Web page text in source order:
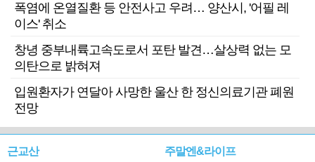
폭염에 온열질환 등 안전사고 우려… 양산시, '어필 레
이스' 취소
창녕 중부내륙고속도로서 포탄 발견…살상력 없는 모
의탄으로 밝혀져
입원환자가 연달아 사망한 울산 한 정신의료기관 폐원
전망
근교산 주말엔&라이프